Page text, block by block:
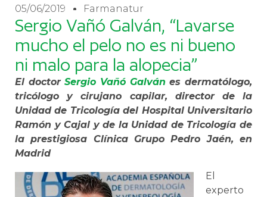
05/06/2019 Farmanatur
Sergio Vañó Galván, “Lavarse
mucho el pelo no es ni bueno
ni malo para la alopecia”
El doctorSergio Vañó Galvánes dermatólogo,
tricólogo y cirujano capilar, director de la
Unidad de Tricología del Hospital Universitario
Ramón y Cajal y de la Unidad de Tricología de
la prestigiosa Clínica Grupo Pedro Jaén, en
Madrid
El
experto